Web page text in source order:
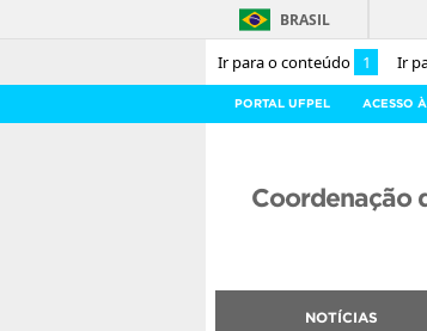
Ir para o conteúdo 1 Ir
BRASIL
PORTAL UFPEL ACESSO
Coordenação
NOTÍCIAS